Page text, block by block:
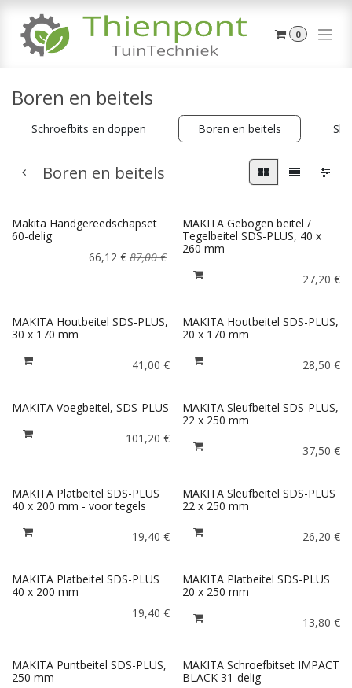
0
Boren en beitels
Schroefbits en doppen Boren en beitels
Boren en beitels
Makita Handgereedschapset
60-delig
66,12€ 87,00€
MAKITA Gebogen beitel /
Tegelbeitel SDS-PLUS, 40 x
260 mm
27,20 €
MAKITA Houtbeitel SDS-PLUS,
30 x 170 mm
41,00 €
MAKITA Houtbeitel SDS-PLUS,
20 x 170 mm
28,50 €
MAKITA Voegbeitel, SDS-PLUS
101,20 €
MAKITA Sleufbeitel SDS-PLUS,
22 x 250 mm
37,50 €
MAKITA Platbeitel SDS-PLUS
40 x 200 mm - voor tegels
19,40 €
MAKITA Sleufbeitel SDS-PLUS
22 x 250 mm
26,20 €
MAKITA Platbeitel SDS-PLUS
40 x 200 mm
19,40 €
MAKITA Platbeitel SDS-PLUS
20 x 250 mm
13,80 €
MAKITA Puntbeitel SDS-PLUS,
250 mm
MAKITA Schroefbitset IMPACT
BLACK 31-delig